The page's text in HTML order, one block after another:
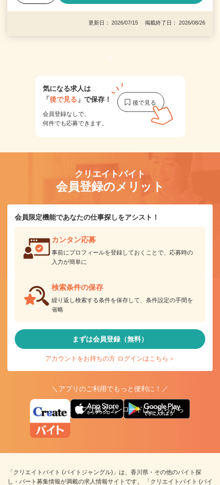
更新日： 2026/07/15 掲載終了日： 2026/08/26
1
気になる求人は
「後で見る 」で保存！
会員登録なしで、
何件でも応募できます。
クリエイトバイト
会員登録のメリット
会員限定機能であなたの仕事探しをアシスト！
カンタン応募
事前にプロフィールを登録しておくことで、応募時の
入力が簡単に
検索条件の保存
繰り返し検索する条件を保存して、条件設定の手間を
省略
まずは会員登録（無料）
アカウントをお持ちの方 ログインはこちら＞
＼アプリのご利用でもっと便利に！／
アプリ版ダウンロードはこちらから
「クリエイトバイト (バイトジャングル)」は、香川県・その他のバイト探
し・パート募集情報が満載の求人情報サイトです。 「クリエイトバイト (バイ